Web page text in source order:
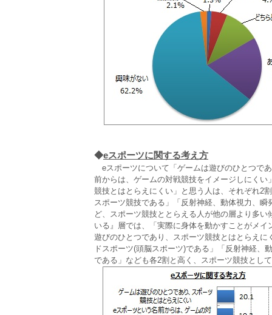
◆eスポーツに関する考え方
eスポーツについて「ゲームは遊びのひとつで
前からは、ゲームの対戦競技をイメージしにく
競技とはとらえにくい」と思う人は、それぞれ2
スポーツ競技である」「反射神経、動体視力、
ど、スポーツ競技ととらえる人が他の層より多
いる』層では、「実際に身体を動かすことがメ
遊びのひとつであり、スポーツ競技とはとらえ
ドスポーツ(頭脳スポーツ)である」「反射神経、
である」なども各2割と高く、スポーツ競技とし